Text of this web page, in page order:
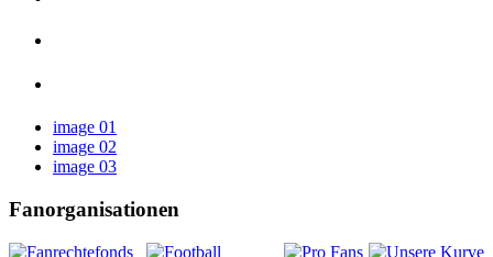
image 01
image 02
image 03
Fanorganisationen